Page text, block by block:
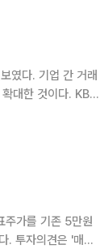
였다. 기업 간 거래
것이다. KB증
주가를 기존 5만원
. 투자의견은 '매